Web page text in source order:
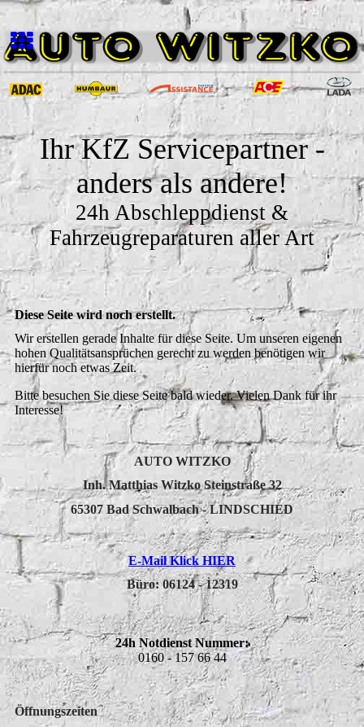
Ihr KfZ Servicepartner -
anders als andere!
24h Abschleppdienst &
Fahrzeugreparaturen aller Art
Diese Seite wird noch erstellt.
Wir erstellen gerade Inhalte für diese Seite. Um unseren eigenen
hohen Qualitätsansprüchen gerecht zu werden benötigen wir
hierfür noch etwas Zeit.
Bitte besuchen Sie diese Seite bald wieder. Vielen Dank für ihr
Interesse!
AUTO WITZKO
Inh. Matthias Witzko Steinstraße 32
65307 Bad Schwalbach - LINDSCHIED
E-Mail Klick HIER
Büro:06124 - 12319
24h Notdienst Nummer:
0160 - 157 66 44
Öffnungszeiten